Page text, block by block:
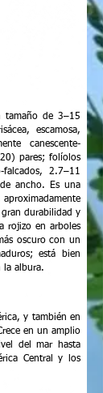
tamaño de 3–15
escamosa,
canescente-
pares; folíolos
2.7–11
ancho. Es una
durabilidad y
rojizo en arboles
oscuro con un
está bien
la albura.
y también en
en un amplio
del mar hasta
Central y los